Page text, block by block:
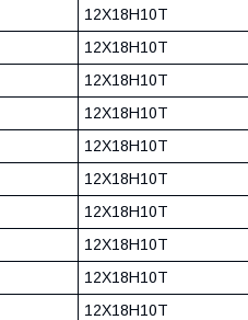
12Х18Н10Т
12Х18Н10Т
12Х18Н10Т
12Х18Н10Т
12Х18Н10Т
12Х18Н10Т
12Х18Н10Т
12Х18Н10Т
12Х18Н10Т
12Х18Н10Т